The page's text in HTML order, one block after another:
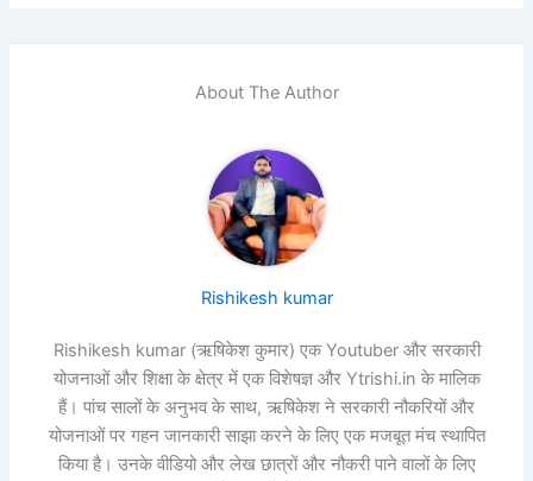
About The Author
Rishikesh kumar
Rishikesh kumar (ऋषिकेश कुमार) एक Youtuber और सरकारी
योजनाओं और शिक्षा के क्षेत्र में एक विशेषज्ञ और Ytrishi.in के मालिक
हैं। पांच सालों के अनुभव के साथ, ऋषिकेश ने सरकारी नौकरियों और
योजनाओं पर गहन जानकारी साझा करने के लिए एक मजबूत मंच स्थापित
किया है। उनके वीडियो और लेख छात्रों और नौकरी पाने वालों के लिए